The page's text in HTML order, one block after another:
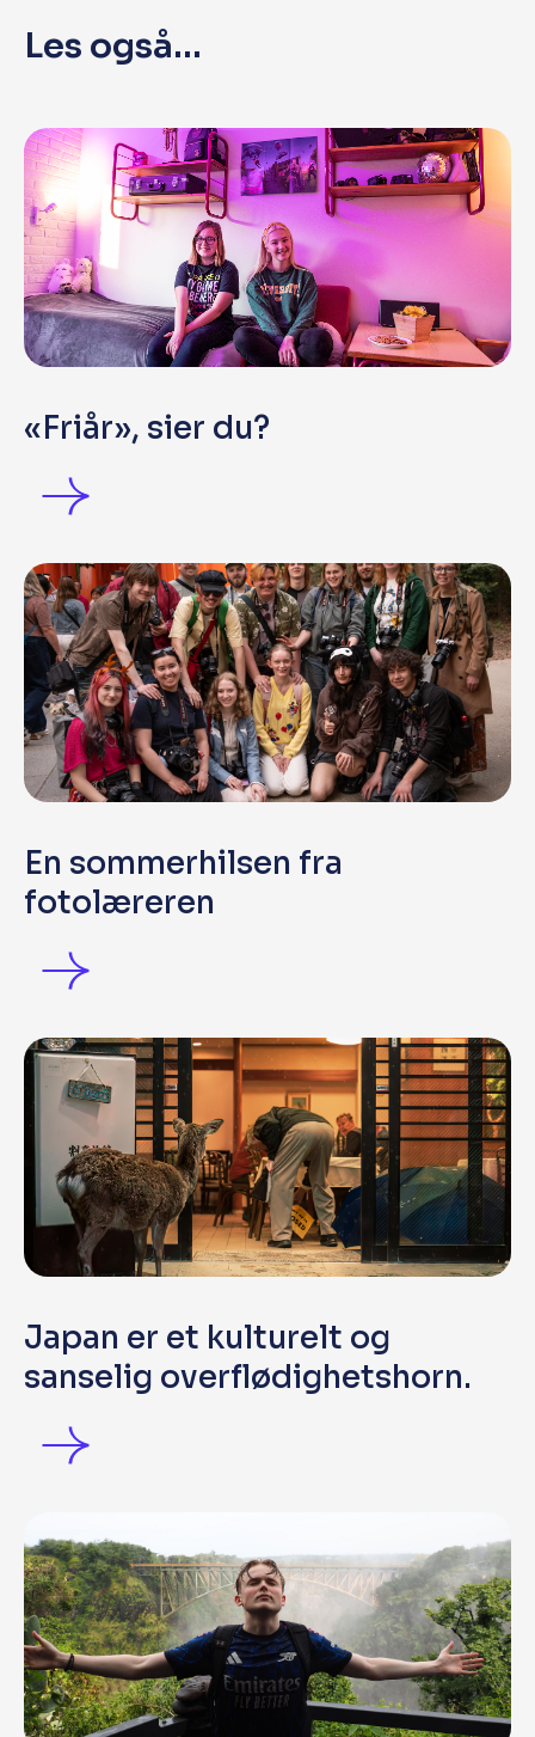
Les også...
«Friår», sier du?
En sommerhilsen fra
fotolæreren
Japan er et kulturelt og
sanselig overflødighetshorn.